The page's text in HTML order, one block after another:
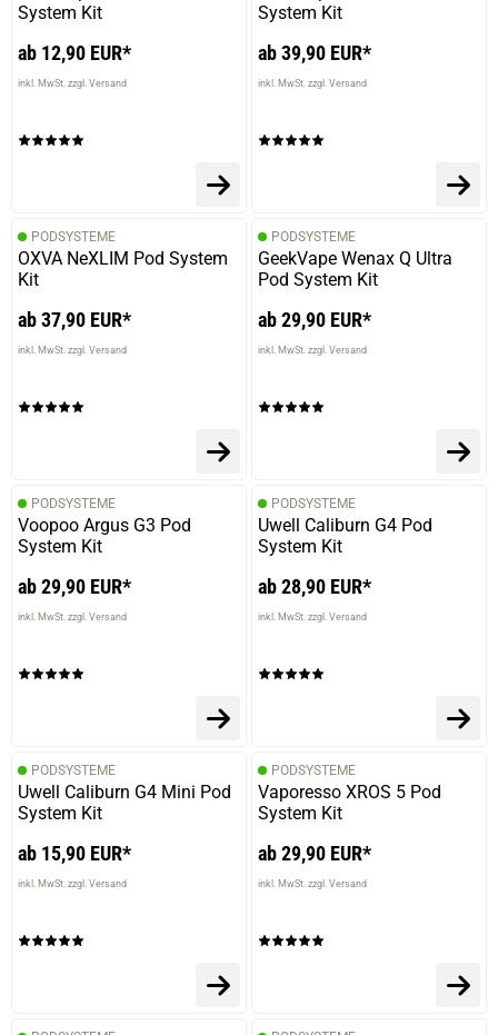
System Kit
ab 12,90 EUR*
inkl. MwSt. zzgl. Versand
System Kit
ab 39,90 EUR*
inkl. MwSt. zzgl. Versand
PODSYSTEME
OXVA NeXLIM Pod System
Kit
ab 37,90 EUR*
inkl. MwSt. zzgl. Versand
PODSYSTEME
GeekVape Wenax Q Ultra
Pod System Kit
ab 29,90 EUR*
inkl. MwSt. zzgl. Versand
PODSYSTEME
Voopoo Argus G3 Pod
System Kit
ab 29,90 EUR*
inkl. MwSt. zzgl. Versand
PODSYSTEME
Uwell Caliburn G4 Pod
System Kit
ab 28,90 EUR*
inkl. MwSt. zzgl. Versand
PODSYSTEME
Uwell Caliburn G4 Mini Pod
System Kit
ab 15,90 EUR*
inkl. MwSt. zzgl. Versand
PODSYSTEME
Vaporesso XROS 5 Pod
System Kit
ab 29,90 EUR*
inkl. MwSt. zzgl. Versand